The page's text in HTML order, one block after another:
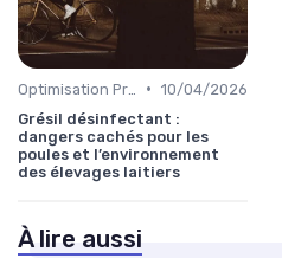
• 10/04/2026
Grésil désinfectant :
dangers cachés pour les
poules et l’environnement
des élevages laitiers
À lire aussi